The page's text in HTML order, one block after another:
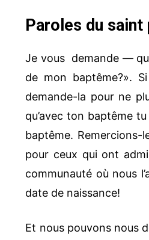
Paroles du saint
Je vous demande —
de mon baptême?».
demande-la pour ne
qu’avec ton baptême
baptême. Remercions-
pour ceux qui ont
communauté où nous
date de naissance!
Et nous pouvons nous